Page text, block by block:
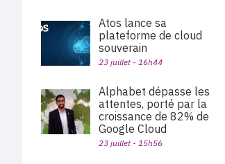
Atos lance sa
plateforme de cloud
souverain
23 juillet - 16h44
Alphabet dépasse les
attentes, porté par la
croissance de 82% de
Google Cloud
23 juillet - 15h56